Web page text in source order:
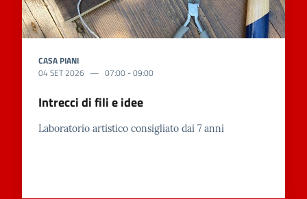
CASA PIANI
04 SET 2026
07:00 -09:00
Intrecci di fili e idee
Laboratorio artistico consigliato dai 7 anni